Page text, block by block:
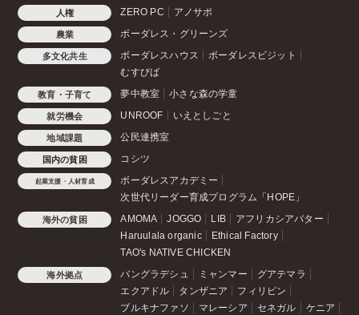
人権 ZERO PC アノサポ
農業 ボーダレス・グリーンズ
多文化共生 ボーダレスハウス
ボーダレスビジット
むすびば
教育・子育て 夢中教室 小さな森の学童
就労機会 UNROOF いえとしごと
地域課題 公民連携室
国内の貧困 コシツ
起業支援・人材育成
ボーダレスアカデミー
次世代リーダー育成プログラム「HOPE」
海外の貧困 AMOMA JOGGO LIB
アフリカシアバター
Haruulala organic
Ethical Factory
TAO's NATIVE CHICKEN
海外拠点 バングラデシュ ミャンマー
グアテマラ
エクアドル
タンザニア
フィリピン
ブルキナファソ
マレーシア セネガル
ケニア